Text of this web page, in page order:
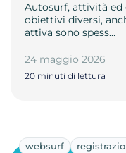
Autosurf, attività ed
obiettivi diversi,
attiva sono spess…
24 maggio 2026
20 minuti di lettura
websurf